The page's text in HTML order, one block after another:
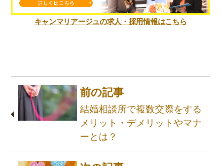
キャンマリアージュの求人・採用情報はこちら
前の記事
結婚相談所で複数交際をする
メリット・デメリットやマナ
ーとは？